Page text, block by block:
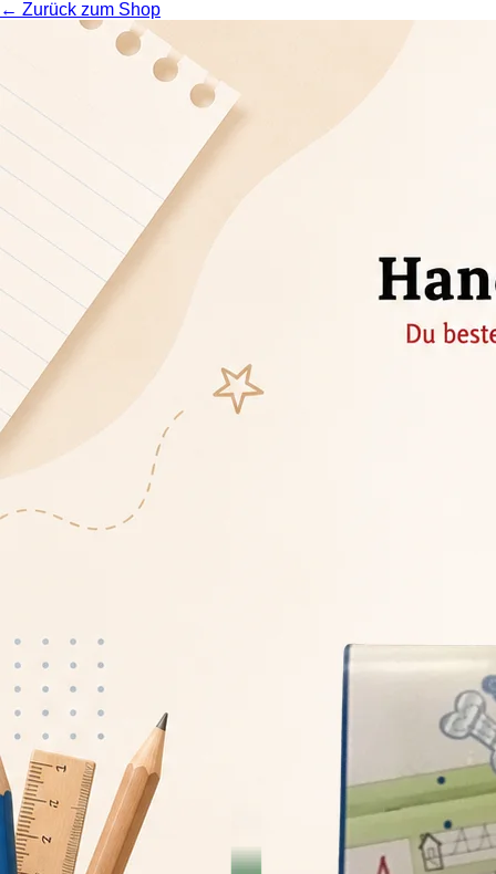
← Zurück zum Shop